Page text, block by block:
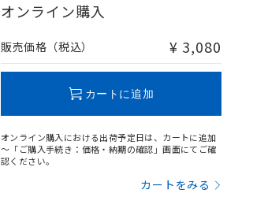
オンライン購入
販売価格（税込） ¥ 3,080
カートに追加
オンライン購入における出荷予定日は、カートに追加
～「ご購入手続き：価格・納期の確認」画面にてご確
認ください。
カートをみる